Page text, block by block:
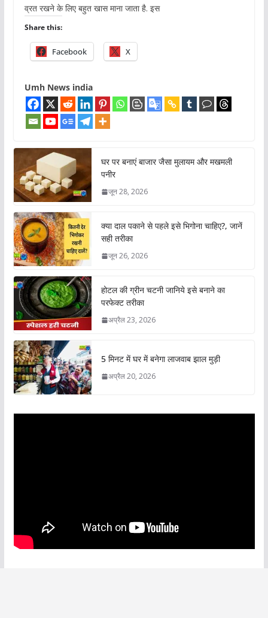
व्रत रखने के लिए बहुत खास माना जाता है. इस
Share this:
Facebook X
Umh News india
घर पर बनाएं बाजार जैसा मुलायम और मखमली
पनीर
जून 28, 2026
क्या दाल पकाने से पहले इसे भिगोना चाहिए?, जानें
सही तरीका
जून 26, 2026
होटल की ग्रीन चटनी जानिये इसे बनाने का
परफेक्ट तरीका
अप्रैल 23, 2026
5 मिनट में घर में बनेगा लाजवाब झाल मुड़ी
अप्रैल 20, 2026